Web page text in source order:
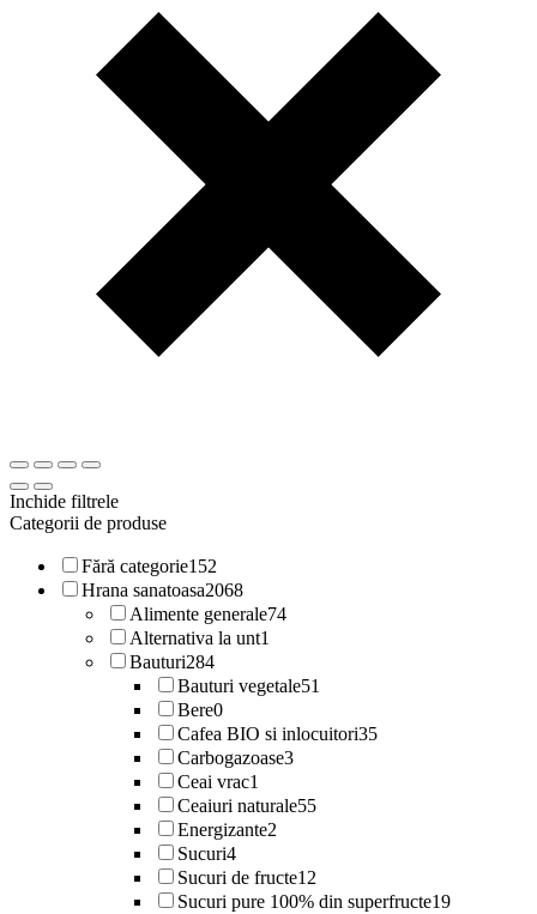
Inchide filtrele
Categorii de produse
Fără categorie152
Hrana sanatoasa2068
Alimente generale74
Alternativa la unt1
Bauturi284
Bauturi vegetale51
Bere0
Cafea BIO si inlocuitori35
Carbogazoase3
Ceai vrac1
Ceaiuri naturale55
Energizante2
Sucuri4
Sucuri de fructe12
Sucuri pure 100% din superfructe19